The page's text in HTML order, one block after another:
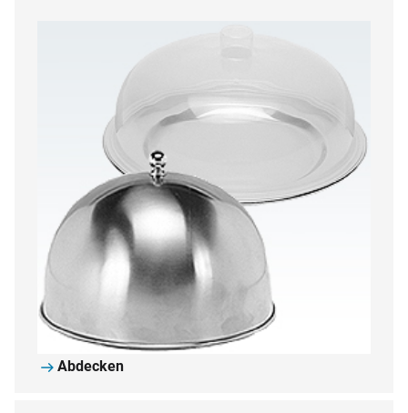
Abdecken